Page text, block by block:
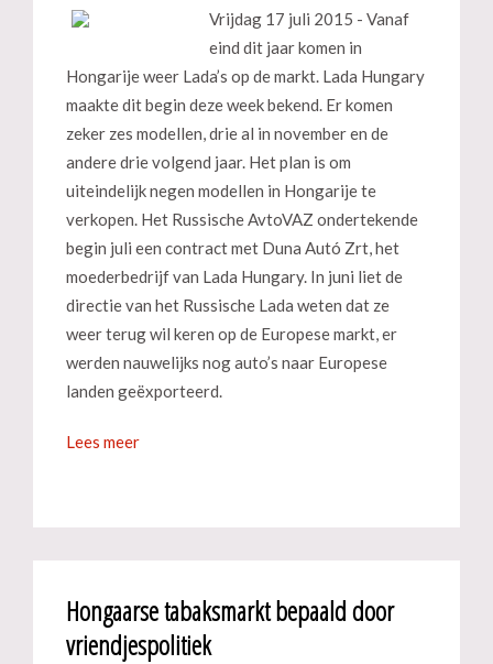
Vrijdag 17 juli 2015 - Vanaf
eind dit jaar komen in
Hongarije weer Lada’s op de markt. Lada Hungary
maakte dit begin deze week bekend. Er komen
zeker zes modellen, drie al in november en de
andere drie volgend jaar. Het plan is om
uiteindelijk negen modellen in Hongarije te
verkopen. Het Russische AvtoVAZ ondertekende
begin juli een contract met Duna Autó Zrt, het
moederbedrijf van Lada Hungary. In juni liet de
directie van het Russische Lada weten dat ze
weer terug wil keren op de Europese markt, er
werden nauwelijks nog auto’s naar Europese
landen geëxporteerd.
Lees meer
Hongaarse tabaksmarkt bepaald door
vriendjespolitiek